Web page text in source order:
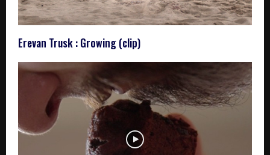
Erevan Trusk : Growing (clip)